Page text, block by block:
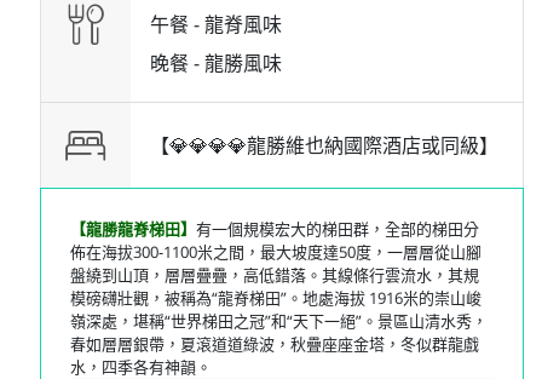
午餐 -龍脊風味
晚餐 -龍勝風味
【💎💎💎💎龍勝維也納國際酒店或同級】
【龍勝龍脊梯田】 有一個規模宏大的梯田群，全部的梯田分
佈在海拔300-1100米之間，最大坡度達50度，一層層從山腳
盤繞到山頂，層層疊疊，高低錯落。其線條行雲流水，其規
模磅礴壯觀，被稱為“龍脊梯田”。地處海拔 1916米的崇山峻
嶺深處，堪稱“世界梯田之冠”和“天下一絕”。景區山清水秀，
春如層層銀帶，夏滾道道綠波，秋疊座座金塔，冬似群龍戲
水，四季各有神韻。